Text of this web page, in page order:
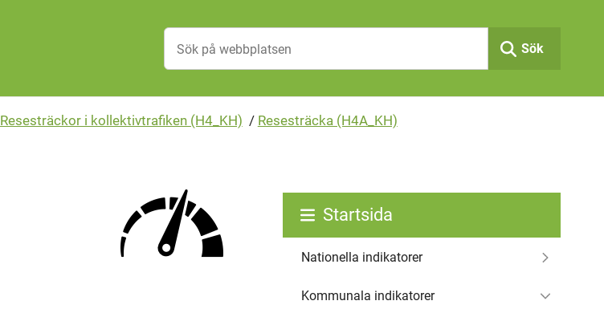
Sök
Resesträckor i kollektivtrafiken (H4_KH) / Resesträcka (H4A_KH)
Startsida
Nationella indikatorer
Kommunala indikatorer